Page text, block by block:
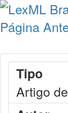
Página
Tipo
Artigo